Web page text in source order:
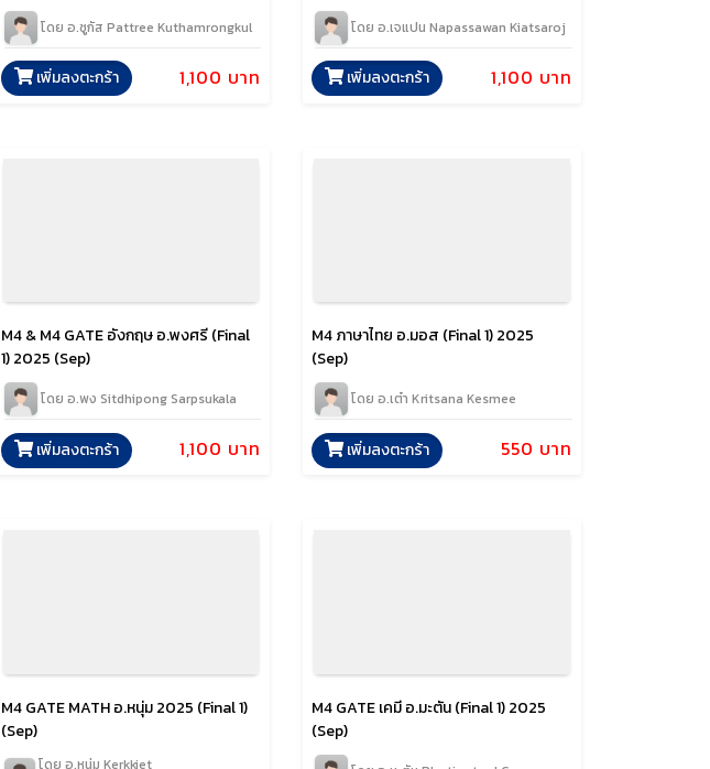
โดย อ.ซูกัส Pattree Kuthamrongkul
1,100 บาท
เพิ่มลงตะกร้า
โดย อ.เจแปน Napassawan Kiatsaroj
1,100 บาท
เพิ่มลงตะกร้า
M4 & M4 GATE อังกฤษ อ.พงศรี (Final
1) 2025 (Sep)
โดย อ.พง Sitdhipong Sarpsukala
1,100 บาท
เพิ่มลงตะกร้า
M4 ภาษาไทย อ.มอส (Final 1) 2025
(Sep)
โดย อ.เต๋า Kritsana Kesmee
550 บาท
เพิ่มลงตะกร้า
M4 GATE MATH อ.หนุ่ม 2025 (Final 1)
(Sep)
โดย อ.หนุ่ม Kerkkiet
M4 GATE เคมี อ.มะตัน (Final 1) 2025
(Sep)